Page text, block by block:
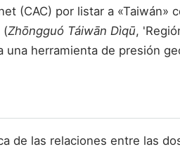
(CAC) por listar a «Taiwán»
(Zhōngguó Táiwān Dìqū,
una herramienta de presión
de las relaciones entre las